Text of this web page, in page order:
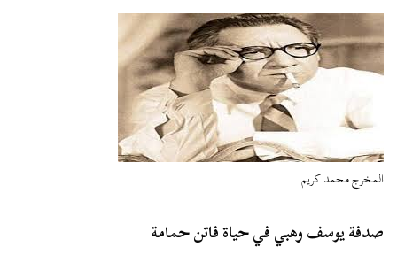
المخرج محمد كريم
صدفة يوسف وهبي في حياة فاتن حمامة